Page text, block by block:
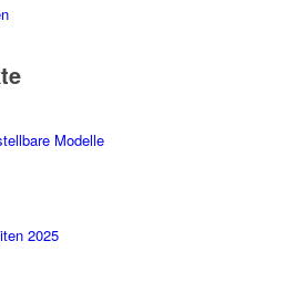
Modelle
2025